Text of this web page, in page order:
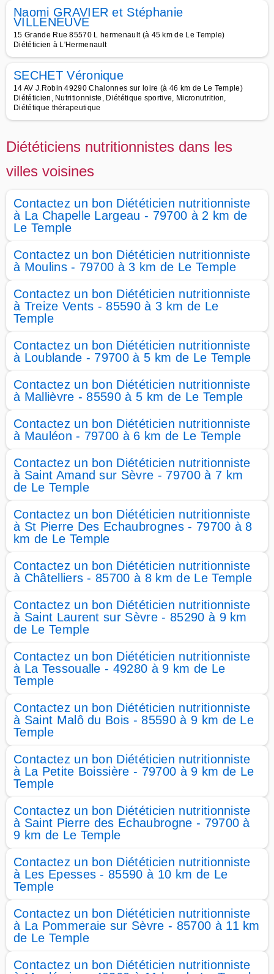
Naomi GRAVIER et Stéphanie
VILLENEUVE
15 Grande Rue 85570 L hermenault (à 45 km de Le Temple)
Diététicien à L'Hermenault
SECHET Véronique
14 AV J.Robin 49290 Chalonnes sur loire (à 46 km de Le Temple)
Diététicien, Nutritionniste, Diététique sportive, Micronutrition,
Diététique thérapeutique
Diététiciens nutritionnistes dans les
villes voisines
Contactez un bon Diététicien nutritionniste
à La Chapelle Largeau - 79700 à 2 km de
Le Temple
Contactez un bon Diététicien nutritionniste
à Moulins - 79700 à 3 km de Le Temple
Contactez un bon Diététicien nutritionniste
à Treize Vents - 85590 à 3 km de Le
Temple
Contactez un bon Diététicien nutritionniste
à Loublande - 79700 à 5 km de Le Temple
Contactez un bon Diététicien nutritionniste
à Mallièvre - 85590 à 5 km de Le Temple
Contactez un bon Diététicien nutritionniste
à Mauléon - 79700 à 6 km de Le Temple
Contactez un bon Diététicien nutritionniste
à Saint Amand sur Sèvre - 79700 à 7 km
de Le Temple
Contactez un bon Diététicien nutritionniste
à St Pierre Des Echaubrognes - 79700 à 8
km de Le Temple
Contactez un bon Diététicien nutritionniste
à Châtelliers - 85700 à 8 km de Le Temple
Contactez un bon Diététicien nutritionniste
à Saint Laurent sur Sèvre - 85290 à 9 km
de Le Temple
Contactez un bon Diététicien nutritionniste
à La Tessoualle - 49280 à 9 km de Le
Temple
Contactez un bon Diététicien nutritionniste
à Saint Malô du Bois - 85590 à 9 km de Le
Temple
Contactez un bon Diététicien nutritionniste
à La Petite Boissière - 79700 à 9 km de Le
Temple
Contactez un bon Diététicien nutritionniste
à Saint Pierre des Echaubrogne - 79700 à
9 km de Le Temple
Contactez un bon Diététicien nutritionniste
à Les Epesses - 85590 à 10 km de Le
Temple
Contactez un bon Diététicien nutritionniste
à La Pommeraie sur Sèvre - 85700 à 11 km
de Le Temple
Contactez un bon Diététicien nutritionniste